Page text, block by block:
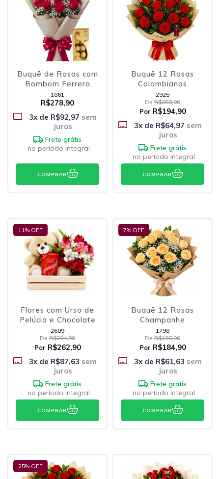
Buquê de Rosas com
Bombom Ferrero
Rocher
1861
R$278,90
3x de R$92,97 sem
juros
Frete grátis
no período integral
COMPRAR
Buquê 12 Rosas
Colombianas
2925
De R$288,90
Por R$194,90
3x de R$64,97 sem
juros
Frete grátis
no período integral
COMPRAR
11% OFF
Flores com Urso de
Pelúcia e Chocolate
2609
De R$294,90
Por R$262,90
3x de R$87,63 sem
juros
Frete grátis
no período integral
COMPRAR
7% OFF
Buquê 12 Rosas
Champanhe
1798
De R$198,90
Por R$184,90
3x de R$61,63 sem
juros
Frete grátis
no período integral
COMPRAR
25% OFF